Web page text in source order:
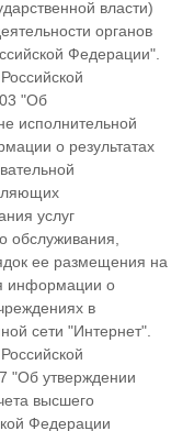
власти)
органов
Федерации".
"Об
исполнительной
о результатах
услуг
обслуживания,
ее размещения на
информации о
в
сети "Интернет".
"Об утверждении
высшего
Федерации